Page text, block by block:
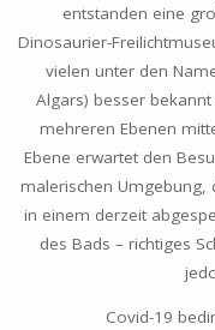
entstanden eine
Dinosaurier-
vielen unter den
Algars) besser
mehreren Ebenen
Ebene erwartet den
malerischen Umgebung,
in einem derzeit
des Bads – richtiges
Covid-19